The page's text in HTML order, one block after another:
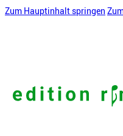
Zum Hauptinhalt springen